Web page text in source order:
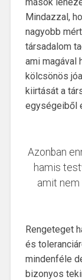
Mindazzal,
nagyobb
társadalom
ami magával
kölcsönös
kiirtását a
egységeiből
Azonban
hamis
amit nem
Rengeteget
és
mindenféle
bizonyos